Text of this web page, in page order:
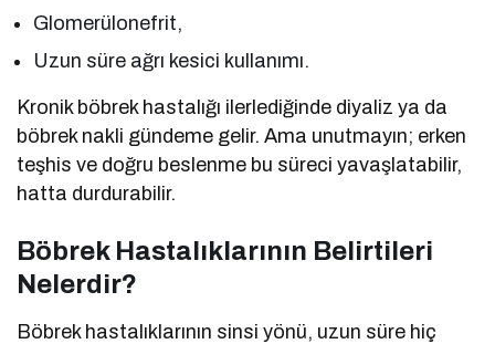
Glomerülonefrit,
Uzun süre ağrı kesici kullanımı.
Kronik böbrek hastalığı ilerlediğinde diyaliz ya da
böbrek nakli gündeme gelir. Ama unutmayın; erken
teşhis ve doğru beslenme bu süreci yavaşlatabilir,
hatta durdurabilir.
Böbrek Hastalıklarının Belirtileri
Nelerdir?
Böbrek hastalıklarının sinsi yönü, uzun süre hiç